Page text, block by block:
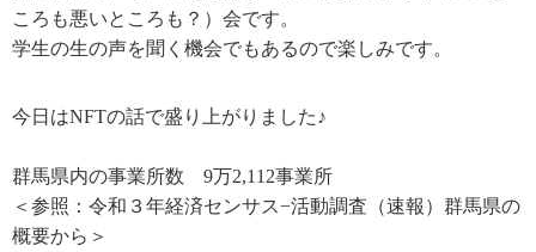
ころも悪いところも？）会です。
学生の生の声を聞く機会でもあるので楽しみです。
今日はNFTの話で盛り上がりました♪
群馬県内の事業所数 9万2,112事業所
＜参照：令和３年経済センサス−活動調査（速報）群馬県の
概要から＞